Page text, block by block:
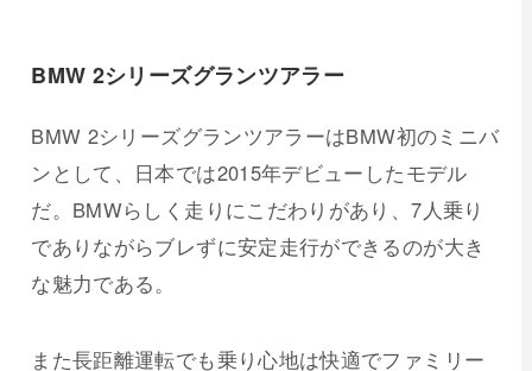
BMW 2シリーズグランツアラー
BMW 2シリーズグランツアラーはBMW初のミニバ
ンとして、日本では2015年デビューしたモデル
だ。BMWらしく走りにこだわりがあり、7人乗り
でありながらブレずに安定走行ができるのが大き
な魅力である。
また長距離運転でも乗り心地は快適でファミリー